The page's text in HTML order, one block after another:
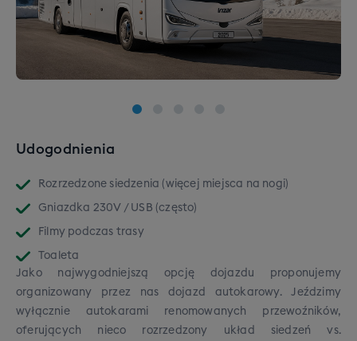
Udogodnienia
Rozrzedzone siedzenia (więcej miejsca na nogi)
Gniazdka 230V / USB (często)
Filmy podczas trasy
Toaleta
Jako najwygodniejszą opcję dojazdu proponujemy
organizowany przez nas dojazd autokarowy. Jeździmy
wyłącznie autokarami renomowanych przewoźników,
oferujących nieco rozrzedzony układ siedzeń vs.